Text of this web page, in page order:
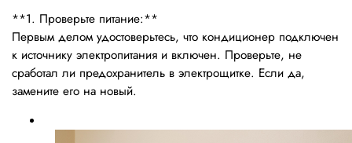
**1. Проверьте питание:**
Первым делом удостоверьтесь, что кондиционер подключен
к источнику электропитания и включен. Проверьте, не
сработал ли предохранитель в электрощитке. Если да,
замените его на новый.